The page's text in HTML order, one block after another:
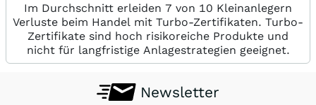
Im Durchschnitt erleiden 7 von 10 Kleinanlegern
Verluste beim Handel mit Turbo-Zertifikaten. Turbo-
Zertifikate sind hoch risikoreiche Produkte und
nicht für langfristige Anlagestrategien geeignet.
Newsletter